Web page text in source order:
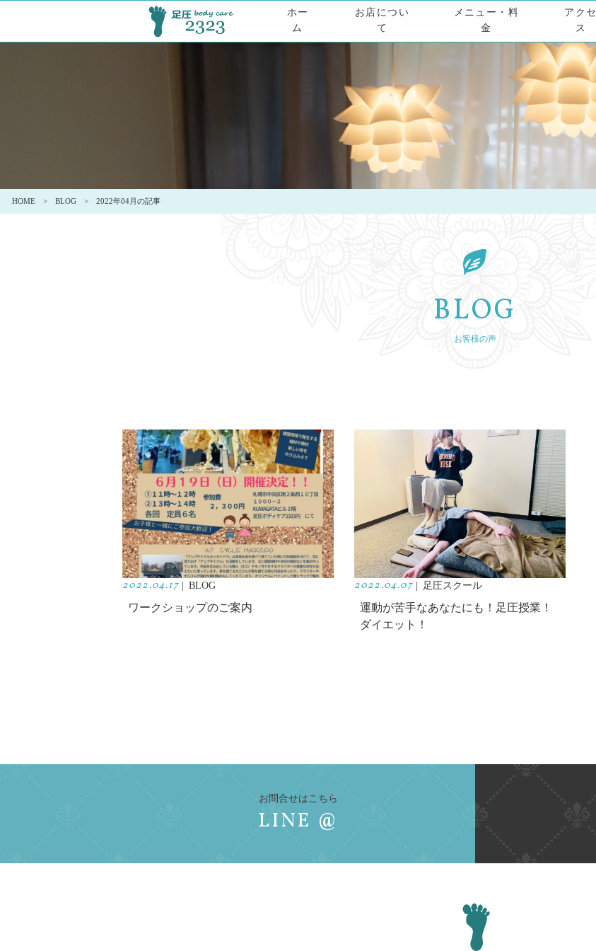
ホー
ム
お店につい
て
メニュー・料
金
アクセ
ス
HOME BLOG 2022年04月の記事
BLOG
お客様の声
2022.04.17 BLOG
ワークショップのご案内
2022.04.07 足圧スクール
運動が苦手なあなたにも！足圧授業！
ダイエット！
お問合せはこちら
LINE @